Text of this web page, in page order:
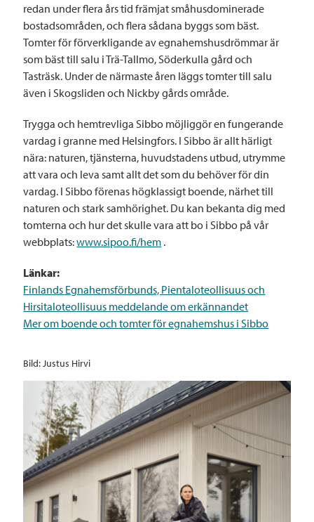
redan under flera års tid främjat småhusdominerade
bostadsområden, och flera sådana byggs som bäst.
Tomter för förverkligande av egnahemshusdrömmar är
som bäst till salu i Trä-Tallmo, Söderkulla gård och
Tasträsk. Under de närmaste åren läggs tomter till salu
även i Skogsliden och Nickby gårds område.
Trygga och hemtrevliga Sibbo möjliggör en fungerande
vardag i granne med Helsingfors. I Sibbo är allt härligt
nära: naturen, tjänsterna, huvudstadens utbud, utrymme
att vara och leva samt allt det som du behöver för din
vardag. I Sibbo förenas högklassigt boende, närhet till
naturen och stark samhörighet. Du kan bekanta dig med
tomterna och hur det skulle vara att bo i Sibbo på vår
webbplats:www.sipoo.fi/hem .
Länkar:
Finlands Egnahemsförbunds, Pientaloteollisuus och
Hirsitaloteollisuus meddelande om erkännandet
Mer om boende och tomter för egnahemshus i Sibbo
Bild: Justus Hirvi